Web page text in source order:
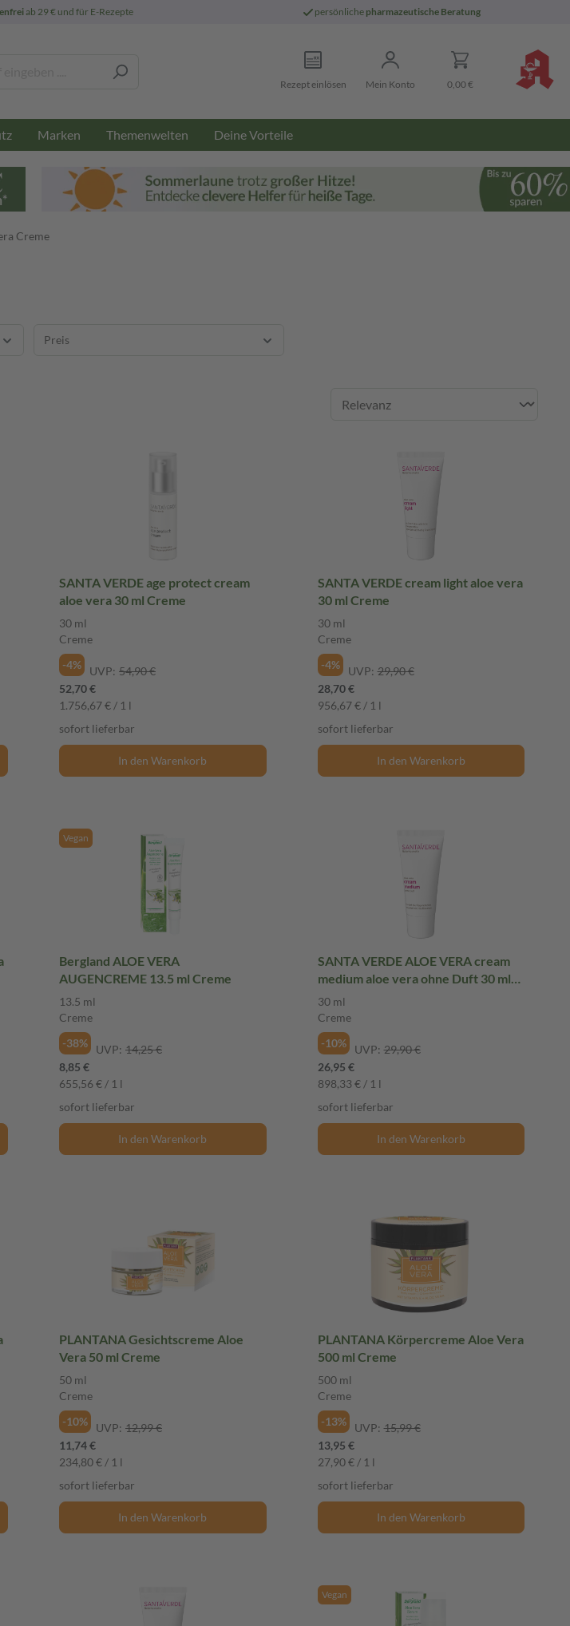
ab 29 € und für E-Rezepte persönliche pharmazeutische Beratung
Rezept einlösen Mein Konto 0,00 €
Marken Themenwelten Deine Vorteile
Creme
Preis
SANTA VERDE age protect cream
aloe vera 30 ml Creme
30 ml
Creme
-4%
UVP: 54,90 €
52,70 €
1.756,67 € / 1 l
sofort lieferbar
In den Warenkorb
SANTA VERDE cream light aloe vera
30 ml Creme
30 ml
Creme
-4%
UVP: 29,90 €
28,70 €
956,67 € / 1 l
sofort lieferbar
In den Warenkorb
Vegan
Bergland ALOE VERA
AUGENCREME 13.5 ml Creme
13.5 ml
Creme
-38%
UVP: 14,25 €
8,85 €
655,56 € / 1 l
sofort lieferbar
In den Warenkorb
SANTA VERDE ALOE VERA cream
medium aloe vera ohne Duft 30 ml
Creme
30 ml
Creme
-10%
UVP: 29,90 €
26,95 €
898,33 € / 1 l
sofort lieferbar
In den Warenkorb
PLANTANA Gesichtscreme Aloe
Vera 50 ml Creme
50 ml
Creme
-10%
UVP: 12,99 €
11,74 €
234,80 € / 1 l
sofort lieferbar
In den Warenkorb
PLANTANA Körpercreme Aloe Vera
500 ml Creme
500 ml
Creme
-13%
UVP: 15,99 €
13,95 €
27,90 € / 1 l
sofort lieferbar
In den Warenkorb
Vegan